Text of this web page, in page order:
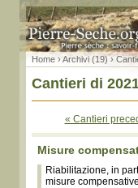
Home › Archivi (19)›
Cantieri di
« Cantieri
Misure
Riabilitazione, in
misure